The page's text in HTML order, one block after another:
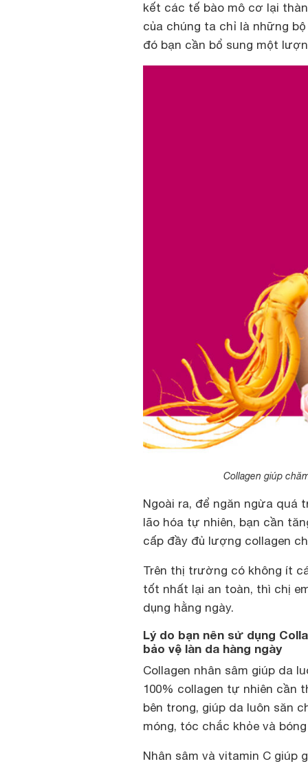
kết các tế bào mô cơ lại
của chúng ta chỉ là những
đó bạn cần bổ sung một
Collagen giúp
Ngoài ra, để ngăn ngừa quá
lão hóa tự nhiên, bạn cần
cấp đầy đủ lượng collagen
Trên thị trường có không ít
tốt nhất lại an toàn, thì chị
dụng hằng ngày.
Lý do bạn nên sử dụng
bảo vệ làn da hàng ngày
Collagen nhân sâm giúp da
100% collagen tự nhiên cần
bên trong, giúp da luôn săn
móng, tóc chắc khỏe và
Nhân sâm và vitamin C giúp